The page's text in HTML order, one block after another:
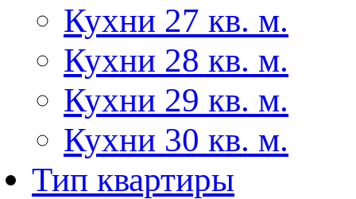
Кухни 27 кв. м.
Кухни 28 кв. м.
Кухни 29 кв. м.
Кухни 30 кв. м.
Тип квартиры